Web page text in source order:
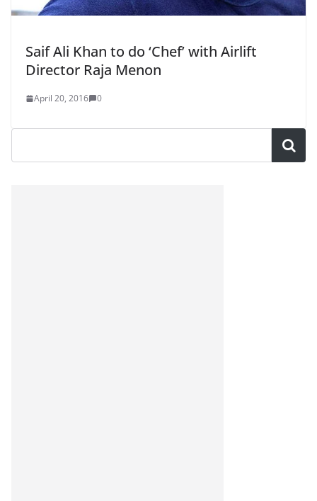
Saif Ali Khan to do ‘Chef’ with Airlift
Director Raja Menon
April 20, 2016 0